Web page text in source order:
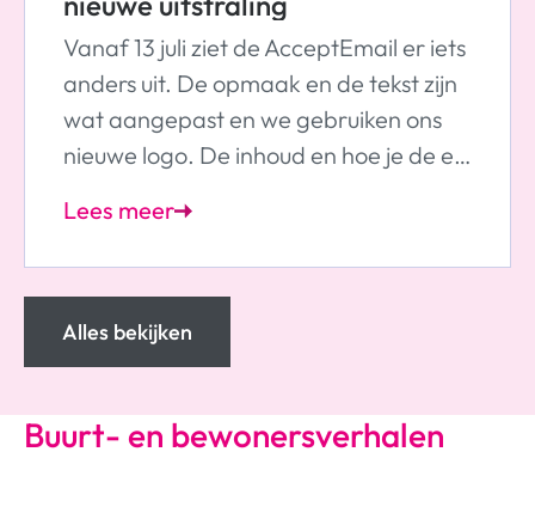
Vanaf 13 juli ziet de AcceptEmail er iets
anders uit. De opmaak en de tekst zijn
wat aangepast en we gebruiken ons
nieuwe logo. De inhoud en hoe je de e-
deze e-mail dus gewoon gebruiken
zoals je gewend bent.
Lees meer
Alles bekijken
Buurt- en bewonersverhalen